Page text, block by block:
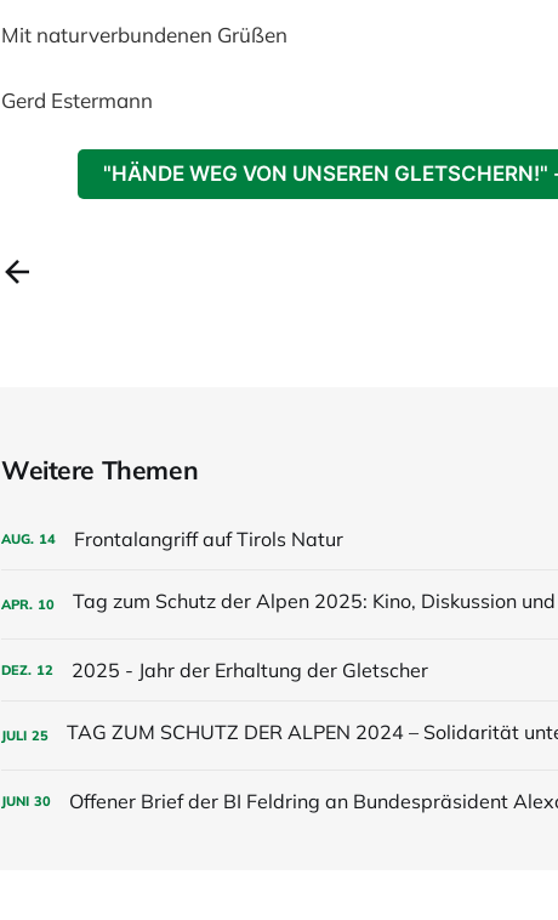
Mit naturverbundenen Grüßen
Gerd Estermann
"HÄNDE WEG VON UNSEREN
Weitere Themen
AUG. 14 Frontalangriff auf Tirols Natur
APR. 10
DEZ. 12 2025 - Jahr der Erhaltung der Gletscher
JULI 25
JUNI 30 Offener Brief der BI Feldring an Bundespräsident